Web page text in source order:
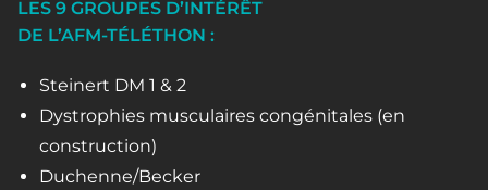
LES 9 GROUPES D’INTÉRÊT
DE L’AFM-TÉLÉTHON :
Steinert DM 1 & 2
Dystrophies musculaires congénitales (en
construction)
Duchenne/Becker